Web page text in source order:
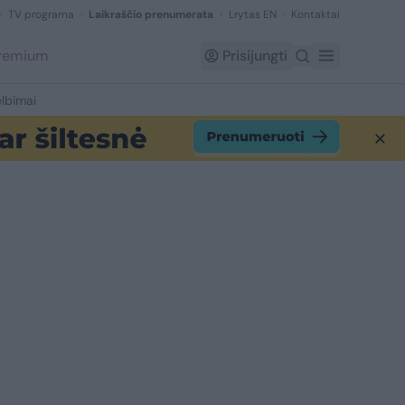
TV programa Laikraščio prenumerata Lrytas EN Kontaktai
Prisijungti